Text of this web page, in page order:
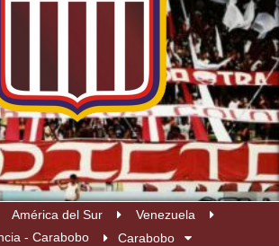
América del Sur
Venezuela
- Carabobo
Carabobo